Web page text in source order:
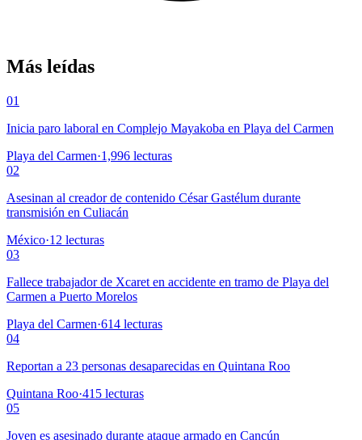
Más leídas
01
Inicia paro laboral en Complejo Mayakoba en Playa del Carmen
Playa del Carmen·1,996 lecturas
02
Asesinan al creador de contenido César Gastélum durante
transmisión en Culiacán
México·12 lecturas
03
Fallece trabajador de Xcaret en accidente en tramo de Playa del
Carmen a Puerto Morelos
Playa del Carmen·614 lecturas
04
Reportan a 23 personas desaparecidas en Quintana Roo
Quintana Roo·415 lecturas
05
Joven es asesinado durante ataque armado en Cancún